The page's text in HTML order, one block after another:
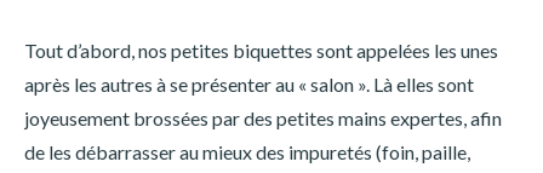
Tout d’abord, nos petites biquettes sont appelées les unes
après les autres à se présenter au « salon ». Là elles sont
joyeusement brossées par des petites mains expertes, afin
de les débarrasser au mieux des impuretés (foin, paille,